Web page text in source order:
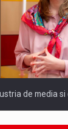
de media si